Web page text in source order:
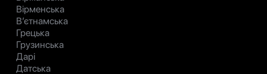
Вірменська
В’єтнамська
Грецька
Грузинська
Дарі
Датська